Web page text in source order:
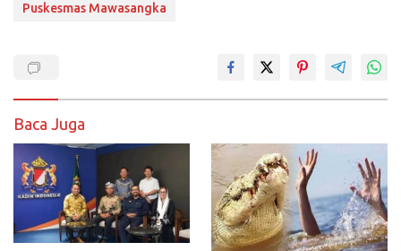
Puskesmas Mawasangka
Baca Juga